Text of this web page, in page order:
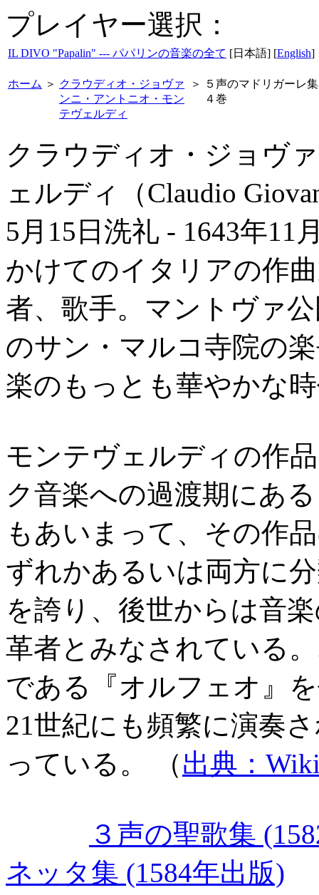
プレイヤー選択：
IL DIVO "Papalin" --- パパリンの音楽の全て [日本語] [English]
ホーム ＞ クラウディオ・ジョヴァ
ンニ・アントニオ・モン
テヴェルディ
＞
５声のマドリガーレ
４巻
クラウディオ・ジョヴ
ェルディ（Claudio
5月15日洗礼 - 1643年11
かけてのイタリアの作
者、歌手。マントヴァ
のサン・マルコ寺院の
楽のもっとも華やかな
モンテヴェルディの作
ク音楽への過渡期にあ
もあいまって、その作
ずれかあるいは両方に
を誇り、後世からは音
革者とみなされている
である『オルフェオ』
21世紀にも頻繁に演奏
っている。 （出典：
３声の聖歌集
ネッタ集 (1584年出版)